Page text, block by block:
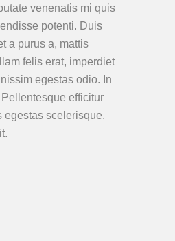
venenatis mi quis
potenti. Duis
a purus a, mattis
felis erat, imperdiet
egestas odio. In
efficitur
egestas scelerisque.